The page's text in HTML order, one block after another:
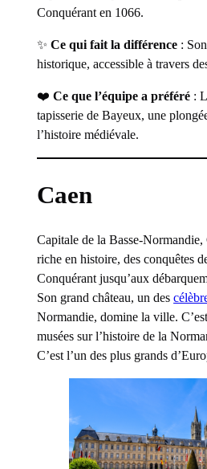
Conquérant en 1066.
✨Ce qui fait la différence :
historique, accessible à travers
❤️Ce que l’équipe a préféré :
tapisserie de Bayeux, une
l’histoire médiévale.
Caen
Capitale de la Basse-
riche en histoire, des conquêtes
Conquérant jusqu’aux
Son grand château, un des
Normandie, domine la ville.
musées sur l’histoire de la
C’est l’un des plus grands